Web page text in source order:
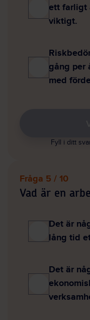
ett farligt
viktigt.
gång per
med
Fyll i ditt
Fråga 5 / 10
Vad är en
Det är
lång tid
Det är